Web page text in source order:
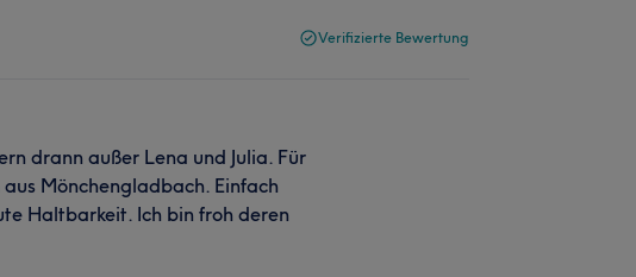
Verifizierte Bewertung
drann außer Lena und Julia. Für
Mönchengladbach. Einfach
Haltbarkeit. Ich bin froh deren